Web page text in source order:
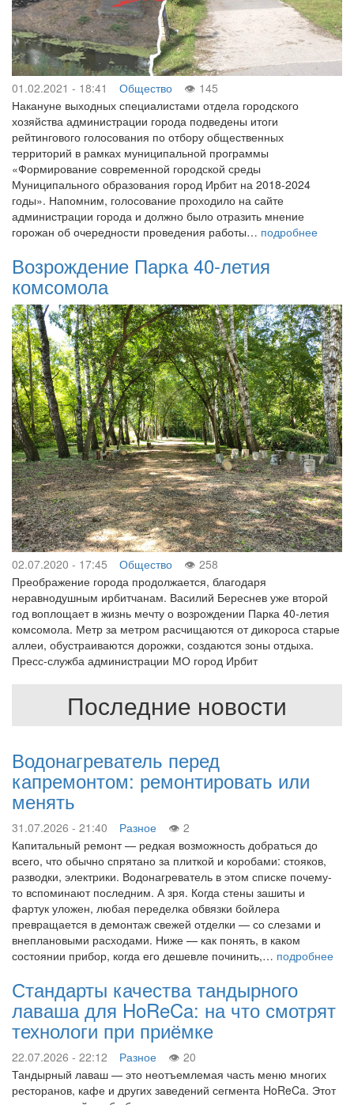
01.02.2021 - 18:41 Общество
145
Накануне выходных специалистами отдела городского
хозяйства администрации города подведены итоги
рейтингового голосования по отбору общественных
территорий в рамках муниципальной программы
«Формирование современной городской среды
Муниципального образования город Ирбит на 2018-2024
годы». Напомним, голосование проходило на сайте
администрации города и должно было отразить мнение
горожан об очередности проведения работы… подробнее
Возрождение Парка 40-летия
комсомола
02.07.2020 - 17:45 Общество
258
Преображение города продолжается, благодаря
неравнодушным ирбитчанам. Василий Береснев уже второй
год воплощает в жизнь мечту о возрождении Парка 40-летия
комсомола. Метр за метром расчищаются от дикороса старые
аллеи, обустраиваются дорожки, создаются зоны отдыха.
Пресс-служба администрации МО город Ирбит
Последние новости
Водонагреватель перед
капремонтом: ремонтировать или
менять
31.07.2026 - 21:40 Разное
2
Капитальный ремонт — редкая возможность добраться до
всего, что обычно спрятано за плиткой и коробами: стояков,
разводки, электрики. Водонагреватель в этом списке почему-
то вспоминают последним. А зря. Когда стены зашиты и
фартук уложен, любая переделка обвязки бойлера
превращается в демонтаж свежей отделки — со слезами и
внеплановыми расходами. Ниже — как понять, в каком
состоянии прибор, когда его дешевле починить,… подробнее
Стандарты качества тандырного
лаваша для HoReCa: на что смотрят
технологи при приёмке
22.07.2026 - 22:12 Разное
20
Тандырный лаваш — это неотъемлемая часть меню многих
ресторанов, кафе и других заведений сегмента HoReCa. Этот